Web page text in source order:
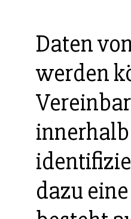
Daten
werden
dazu